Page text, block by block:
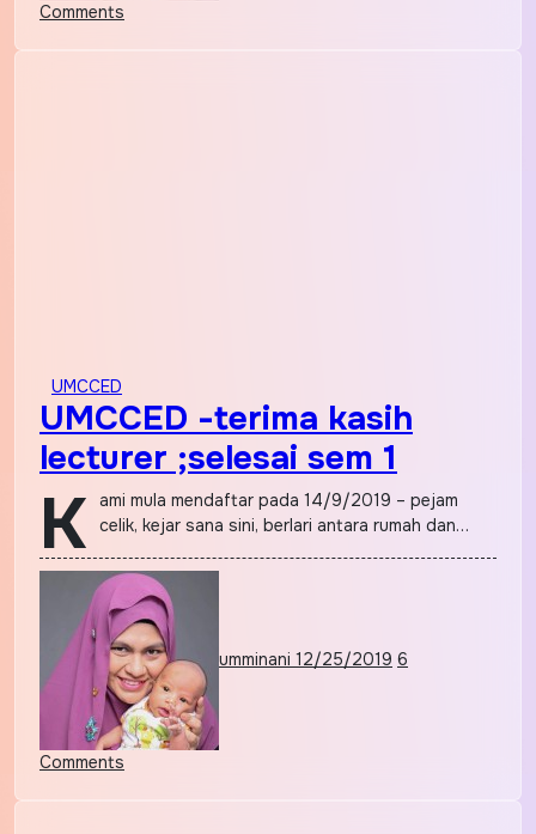
Comments
UMCCED
UMCCED -terima kasih
lecturer ;selesai sem 1
K
ami mula mendaftar pada 14/9/2019 – pejam
celik, kejar sana sini, berlari antara rumah dan…
umminani 12/25/2019 6
Comments